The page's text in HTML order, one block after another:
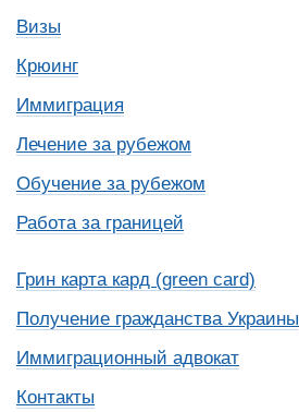
Визы
Крюинг
Иммиграция
Лечение за рубежом
Обучение за рубежом
Работа за границей
Грин карта кард (green card)
Получение гражданства Украины
Иммиграционный адвокат
Контакты